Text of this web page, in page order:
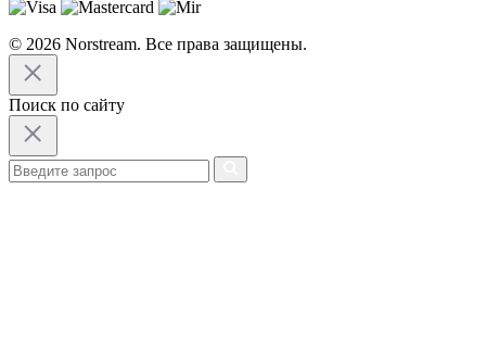
© 2026 Norstream. Все права защищены.
Поиск по сайту